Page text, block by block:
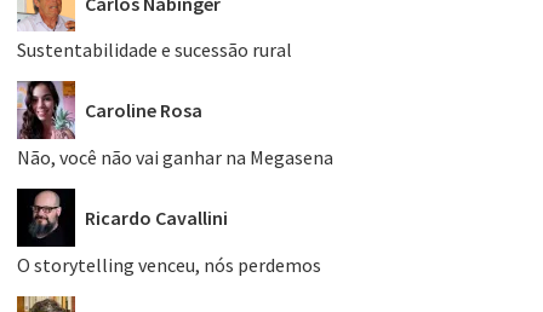
Sustentabilidade e sucessão rural
Caroline Rosa
Não, você não vai ganhar na Megasena
Ricardo Cavallini
O storytelling venceu, nós perdemos